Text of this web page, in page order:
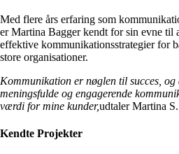
Med flere års erfaring som
er Martina Bagger kendt for sin evne til
effektive kommunikationsstrategier for
store organisationer.
Kommunikation er nøglen til succes, og
meningsfulde og engagerende
værdi for mine kunder,udtaler Martina
Kendte Projekter